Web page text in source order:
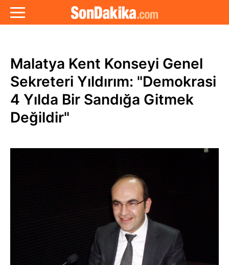
Malatya Kent Konseyi Genel
Sekreteri Yıldırım: "Demokrasi
4 Yılda Bir Sandığa Gitmek
Değildir"